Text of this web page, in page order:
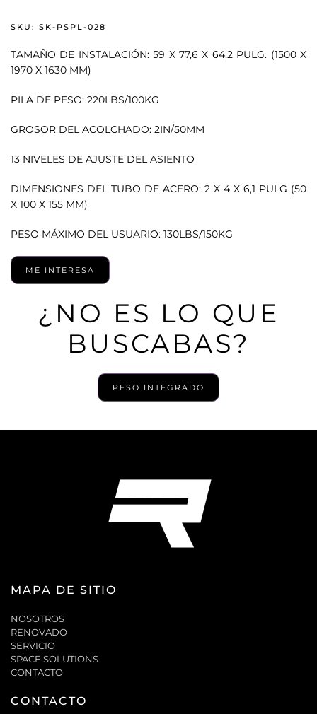
SKU: SK-PSPL-028
TAMAÑO DE INSTALACIÓN: 59 X 77,6 X 64,2 PULG. (1500 X
1970 X 1630 MM)
PILA DE PESO: 220LBS/100KG
GROSOR DEL ACOLCHADO: 2IN/50MM
13 NIVELES DE AJUSTE DEL ASIENTO
DIMENSIONES DEL TUBO DE ACERO: 2 X 4 X 6,1 PULG (50
X 100 X 155 MM)
PESO MÁXIMO DEL USUARIO: 130LBS/150KG
ME INTERESA
¿NO ES LO QUE
BUSCABAS?
PESO INTEGRADO
MAPA DE SITIO
NOSOTROS
RENOVADO
SERVICIO
SPACE SOLUTIONS
CONTACTO
CONTACTO